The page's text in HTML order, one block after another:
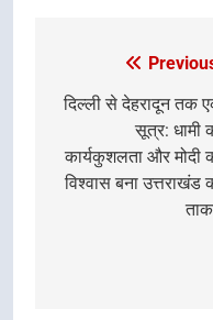
navigation
दिल्ली से देहरादून तक
सूत्र: धामी
कार्यकुशलता और मोदी
विश्वास बना उत्तराखंड